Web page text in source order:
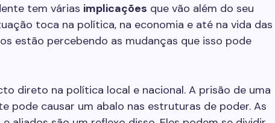
tem várias implicações que vão além do seu
toca na política, na economia e até na vida das
estão percebendo as mudanças que isso pode
direto na política local e nacional. A prisão de uma
pode causar um abalo nas estruturas de poder. As